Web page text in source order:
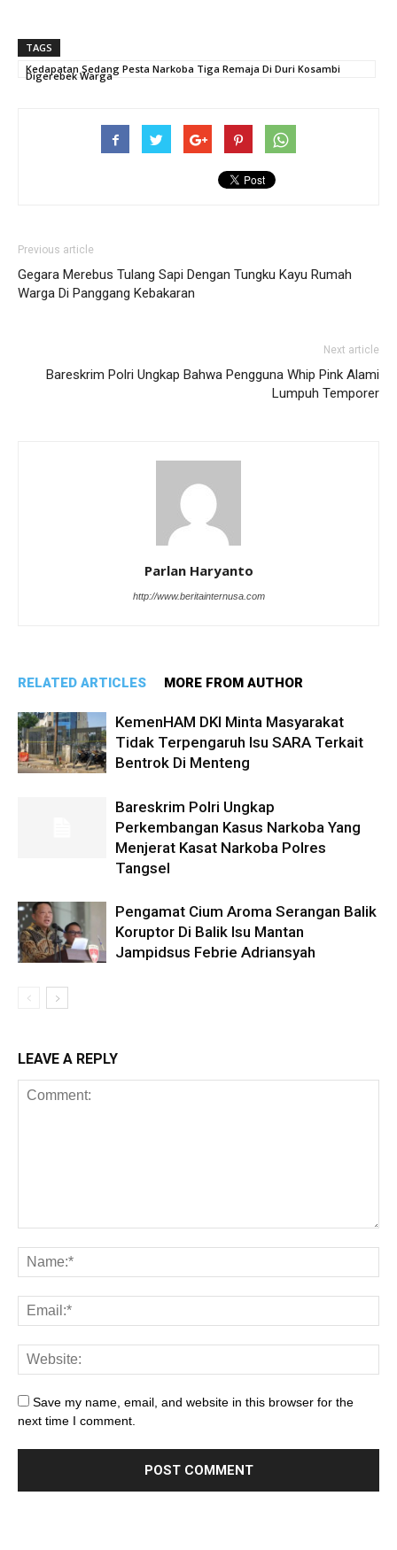
TAGS
Kedapatan Sedang Pesta Narkoba Tiga Remaja Di Duri Kosambi
Digerebek Warga
Previous article
Gegara Merebus Tulang Sapi Dengan Tungku Kayu Rumah
Warga Di Panggang Kebakaran
Next article
Bareskrim Polri Ungkap Bahwa Pengguna Whip Pink Alami
Lumpuh Temporer
Parlan Haryanto
http://www.beritainternusa.com
RELATED ARTICLES MORE FROM AUTHOR
KemenHAM DKI Minta Masyarakat
Tidak Terpengaruh Isu SARA Terkait
Bentrok Di Menteng
Bareskrim Polri Ungkap
Perkembangan Kasus Narkoba Yang
Menjerat Kasat Narkoba Polres
Tangsel
Pengamat Cium Aroma Serangan Balik
Koruptor Di Balik Isu Mantan
Jampidsus Febrie Adriansyah
LEAVE A REPLY
Save my name, email, and website in this browser for the
next time I comment.